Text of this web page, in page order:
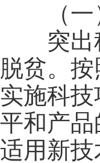
（一
突出科
脱贫。
实施科
平和产
适用新